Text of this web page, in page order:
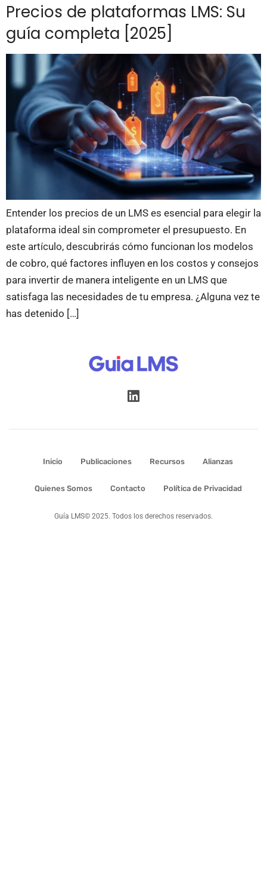
Precios de plataformas LMS: Su
guía completa [2025]
Entender los precios de un LMS es esencial para elegir la
plataforma ideal sin comprometer el presupuesto. En
este artículo, descubrirás cómo funcionan los modelos
de cobro, qué factores influyen en los costos y consejos
para invertir de manera inteligente en un LMS que
satisfaga las necesidades de tu empresa. ¿Alguna vez te
has detenido […]
Inicio Publicaciones Recursos Alianzas
Quienes Somos Contacto Política de Privacidad
Guía LMS© 2025. Todos los derechos reservados.